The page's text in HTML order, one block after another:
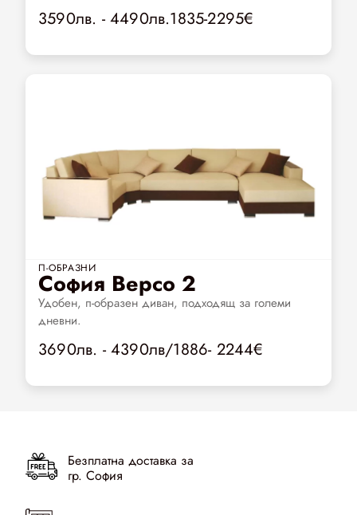
3590лв. - 4490лв.1835-2295€
П-ОБРАЗНИ
София Версо 2
Удобен, п-образен диван, подходящ за големи
дневни.
3690лв. - 4390лв/1886- 2244€
Безплатна доставка за
гр. София